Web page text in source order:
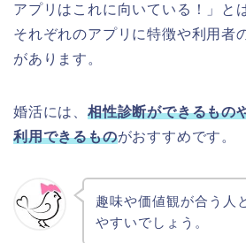
アプリはこれに向いている！」と
それぞれのアプリに特徴や利用者
があります。
婚活には、 相性診断ができるもの
利用できるものがおすすめです。
趣味や価値観が合う人
やすいでしょう。